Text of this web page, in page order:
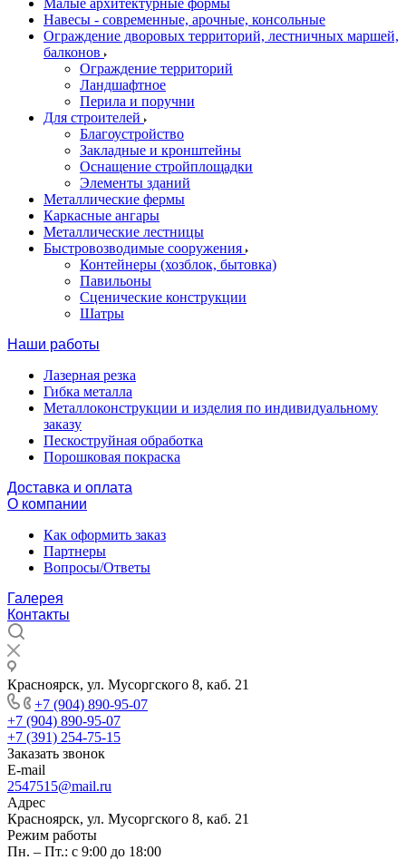
Малые архитектурные формы
Навесы - современные, арочные, консольные
Ограждение дворовых территорий, лестничных маршей,
балконов
Ограждение территорий
Ландшафтное
Перила и поручни
Для строителей
Благоустройство
Закладные и кронштейны
Оснащение стройплощадки
Элементы зданий
Металлические фермы
Каркасные ангары
Металлические лестницы
Быстровозводимые сооружения
Контейнеры (хозблок, бытовка)
Павильоны
Сценические конструкции
Шатры
Наши работы
Лазерная резка
Гибка металла
Металлоконструкции и изделия по индивидуальному
заказу
Пескоструйная обработка
Порошковая покраска
Доставка и оплата
О компании
Как оформить заказ
Партнеры
Вопросы/Ответы
Галерея
Контакты
Красноярск, ул. Мусоргского 8, каб. 21
+7 (904) 890-95-07
+7 (904) 890-95-07
+7 (391) 254-75-15
Заказать звонок
E-mail
2547515@mail.ru
Адрес
Красноярск, ул. Мусоргского 8, каб. 21
Режим работы
Пн. – Пт.: с 9:00 до 18:00